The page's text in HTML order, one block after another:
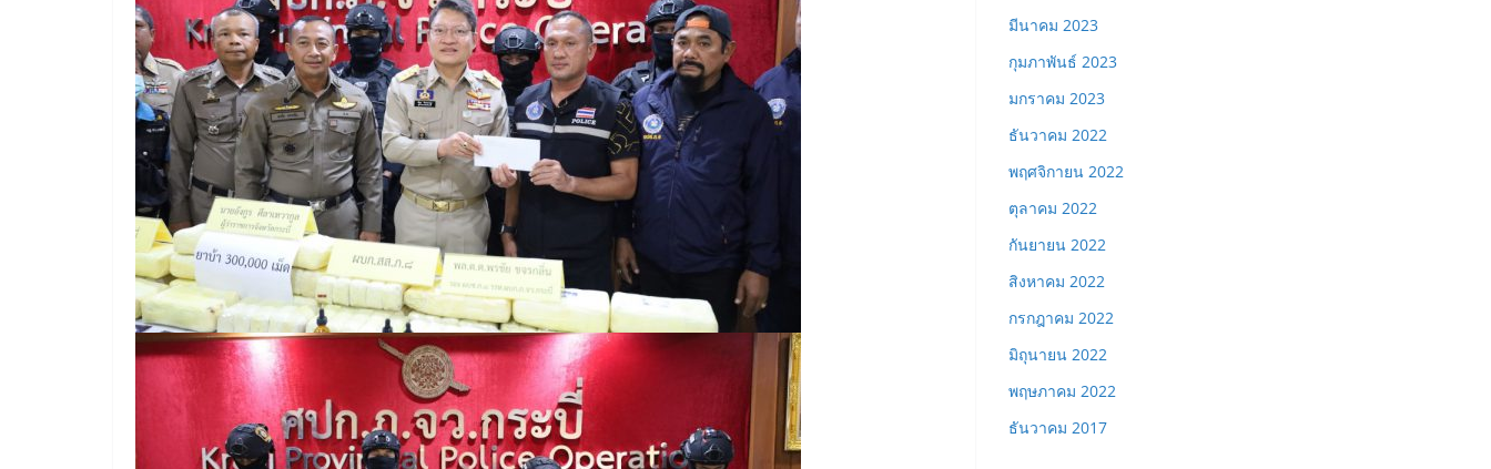
มีนาคม 2023
กุมภาพันธ์ 2023
มกราคม 2023
ธันวาคม 2022
พฤศจิกายน 2022
ตุลาคม 2022
กันยายน 2022
สิงหาคม 2022
กรกฎาคม 2022
มิถุนายน 2022
พฤษภาคม 2022
ธันวาคม 2017